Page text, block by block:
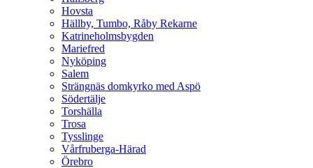
Hovsta
Hällby, Tumbo, Råby Rekarne
Katrineholmsbygden
Mariefred
Nyköping
Salem
Strängnäs domkyrko med Aspö
Södertälje
Torshälla
Trosa
Tysslinge
Vårfruberga-Härad
Örebro